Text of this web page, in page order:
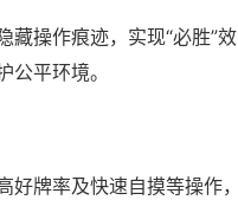
藏操作痕迹，实现“必胜”效
平环境。
牌率及快速自摸等操作，